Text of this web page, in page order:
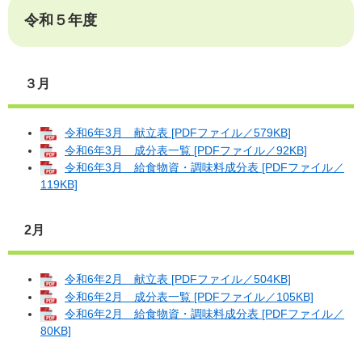
令和５年度
３月
令和6年3月 献立表 [PDFファイル／579KB]
令和6年3月 成分表一覧 [PDFファイル／92KB]
令和6年3月 給食物資・調味料成分表 [PDFファイル／
119KB]
2月
令和6年2月 献立表 [PDFファイル／504KB]
令和6年2月 成分表一覧 [PDFファイル／105KB]
令和6年2月 給食物資・調味料成分表 [PDFファイル／
80KB]